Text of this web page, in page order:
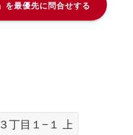
を最優先に問合せする